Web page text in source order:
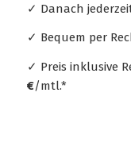
✓ Danach
✓ Bequem per
✓ Preis inklusive
€/mtl.*